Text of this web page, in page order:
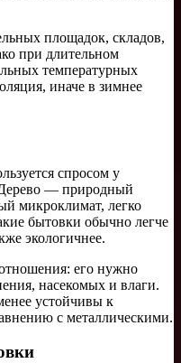
площадок, складов,
при длительном
температурных
иначе в зимнее
спросом у
Дерево — природный
микроклимат, легко
бытовки обычно легче
экологичнее.
его нужно
насекомых и влаги.
устойчивы к
с металлическими.